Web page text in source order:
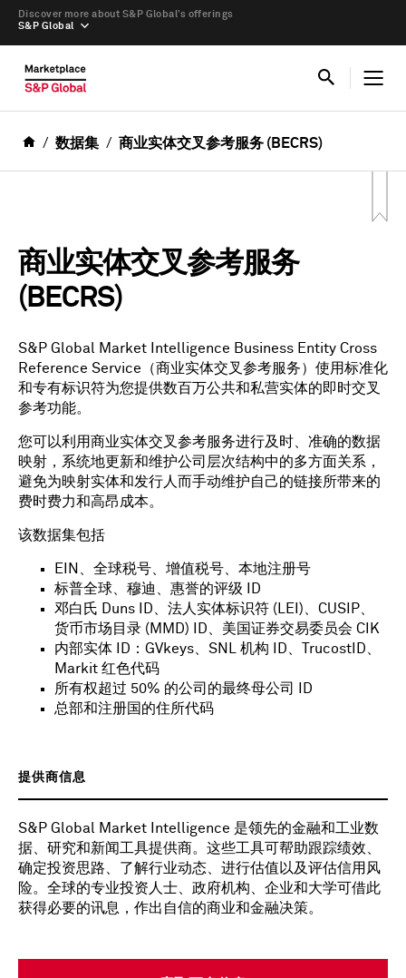
S&P Global
Discover more about S&P Global’s offerings
数据集 商业实体交叉参考服务 (BECRS)
商业实体交叉参考服务
(BECRS)
S&P Global Market Intelligence Business Entity Cross
Reference Service（商业实体交叉参考服务）使用标准化
和专有标识符为您提供数百万公共和私营实体的即时交叉
参考功能。
您可以利用商业实体交叉参考服务进行及时、准确的数据
映射，系统地更新和维护公司层次结构中的多方面关系，
避免为映射实体和发行人而手动维护自己的链接所带来的
费时费力和高昂成本。
该数据集包括
EIN、全球税号、增值税号、本地注册号
标普全球、穆迪、惠誉的评级 ID
邓白氏 Duns ID、法人实体标识符 (LEI)、CUSIP、
货币市场目录 (MMD) ID、美国证券交易委员会 CIK
内部实体 ID：GVkeys、SNL 机构 ID、TrucostID、
Markit 红色代码
所有权超过 50% 的公司的最终母公司 ID
总部和注册国的住所代码
提供商信息
S&P Global Market Intelligence 是领先的金融和工业数
据、研究和新闻工具提供商。这些工具可帮助跟踪绩效、
确定投资思路、了解行业动态、进行估值以及评估信用风
险。全球的专业投资人士、政府机构、企业和大学可借此
获得必要的讯息，作出自信的商业和金融决策。